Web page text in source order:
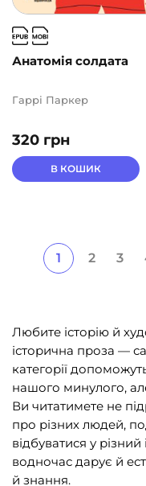
Анатомія солдата
320 грн
Гаррі Паркер
В КОШИК
Posts
1 2 3
Любите історію й
історична проза —
категорії
нашого минулого,
Ви читатимете не
про різних людей,
відбуватися у
водночас дарує й
й знання.